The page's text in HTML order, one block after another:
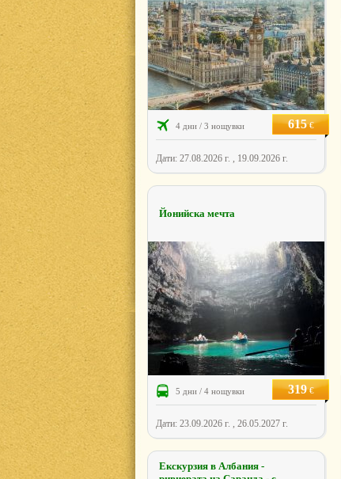
4 дни / 3 нощувки 615€
Дати: 27.08.2026 г. , 19.09.2026 г.
Йонийска мечта
5 дни / 4 нощувки 319€
Дати: 23.09.2026 г. , 26.05.2027 г.
Екскурзия в Албания -